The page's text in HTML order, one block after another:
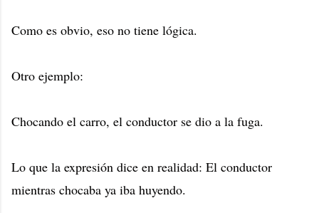
Como es obvio, eso no tiene lógica.
Otro ejemplo:
Chocando el carro, el conductor se dio a la fuga.
Lo que la expresión dice en realidad: El conductor
mientras chocaba ya iba huyendo.